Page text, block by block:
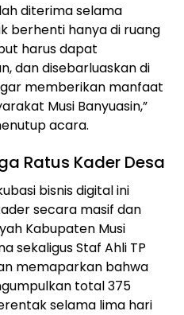
diterima selama
berhenti hanya di ruang
harus dapat
dan disebarluaskan di
memberikan manfaat
Musi Banyuasin,”
acara.
Ratus Kader Desa
bisnis digital ini
secara masif dan
Kabupaten Musi
sekaligus Staf Ahli TP
memaparkan bahwa
total 375
selama lima hari